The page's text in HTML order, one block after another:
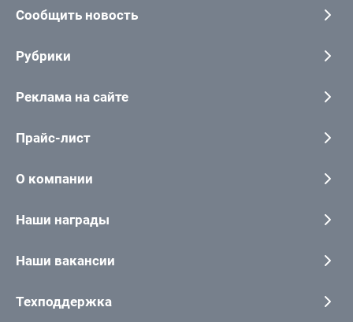
Сообщить новость
Рубрики
Реклама на сайте
Прайс-лист
О компании
Наши награды
Наши вакансии
Техподдержка